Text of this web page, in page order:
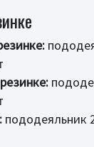
пододеяльник